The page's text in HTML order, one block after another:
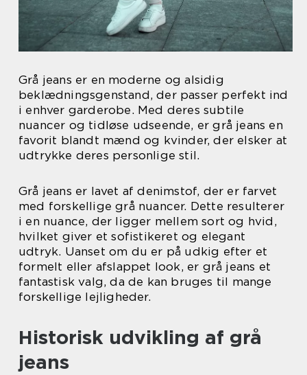
Grå jeans er en moderne og alsidig
beklædningsgenstand, der passer perfekt ind
i enhver garderobe. Med deres subtile
nuancer og tidløse udseende, er grå jeans en
favorit blandt mænd og kvinder, der elsker at
udtrykke deres personlige stil.
Grå jeans er lavet af denimstof, der er farvet
med forskellige grå nuancer. Dette resulterer
i en nuance, der ligger mellem sort og hvid,
hvilket giver et sofistikeret og elegant
udtryk. Uanset om du er på udkig efter et
formelt eller afslappet look, er grå jeans et
fantastisk valg, da de kan bruges til mange
forskellige lejligheder.
Historisk udvikling af grå
jeans